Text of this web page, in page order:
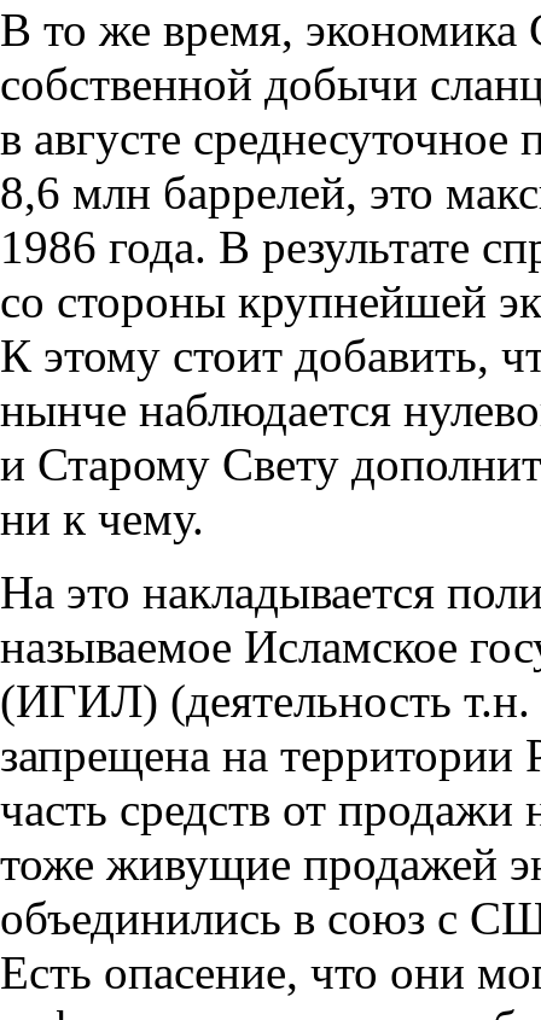
В то же время, экономика
собственной добычи
в августе
8,6 млн баррелей, это
1986 года. В результате
со стороны крупнейшей
К этому стоит добавить,
нынче наблюдается
и Старому Свету
ни к чему.
На это накладывается
называемое Исламское
(ИГИЛ) (деятельность т.н.
запрещена на
часть средств от
тоже живущие продажей
объединились в союз с
Есть опасение, что они